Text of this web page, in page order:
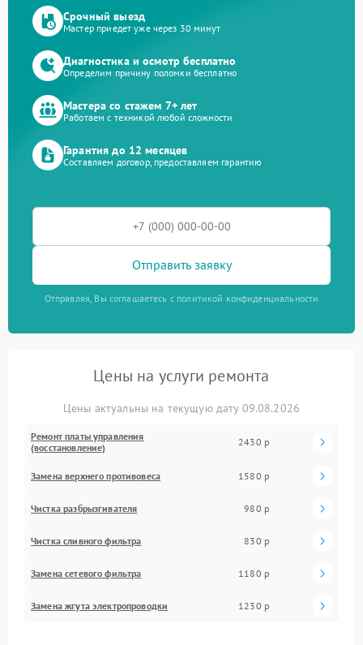
Срочный выезд
Мастер приедет уже через 30 минут
Диагностика и осмотр бесплатно
Определим причину поломки бесплатно
Мастера со стажем 7+ лет
Работаем с техникой любой сложности
Гарантия до 12 месяцев
Составляем договор, предоставляем гарантию
Отправить заявку
Отправляя, Вы соглашаетесь с политикой конфиденциальности
Цены на услуги ремонта
Цены актуальны на текущую дату 09.08.2026
Ремонт платы управления
(восстановление)
2430 р
Замена верхнего противовеса 1580 р
Чистка разбрызгивателя 980 р
Чистка сливного фильтра 830 р
Замена сетевого фильтра 1180 р
Замена жгута электропроводки 1230 р